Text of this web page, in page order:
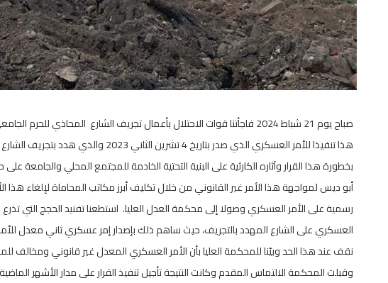
صباح يوم 21 شباط 2024 فاجأتنا قوات الاحتلال بأعمال تجريف الشارع
هذا تنفيذا للأمر العسكري الذي صدر بتاريخ 4
بخطورة هذا القرار وآثاره الكارثية على البنية التحتية الخادمة للمجتمع المحلي
أبو ديس لمواجهة هذا الأمر غير القانوني من خلال تكليف أبرز مكاتب المحاماة لإلغاء
رسمية على الأمر العسكري وصولا إلى محكمة العدل العليا. استطعنا تفنيد الحجج التي تذرع
العسكري على الشارع المهدد بالتجريف، حيث ساهم ذلك بإصدار إمر عسكري ثاني معدل
نقف عند هذا الحد وبيّنا للمحكمة العليا بأن الأمر العسكري المعدل غير قانوني ومخالف